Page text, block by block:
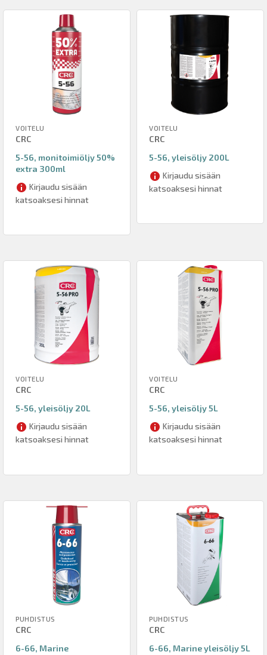
VOITELU
CRC
5-56, monitoimiöljy 50%
extra 300ml
Kirjaudu sisään
katsoaksesi hinnat
VOITELU
CRC
5-56, yleisöljy 200L
Kirjaudu sisään
katsoaksesi hinnat
VOITELU
CRC
5-56, yleisöljy 20L
Kirjaudu sisään
katsoaksesi hinnat
VOITELU
CRC
5-56, yleisöljy 5L
Kirjaudu sisään
katsoaksesi hinnat
PUHDISTUS
CRC
6-66, Marine
PUHDISTUS
CRC
6-66, Marine yleisöljy 5L